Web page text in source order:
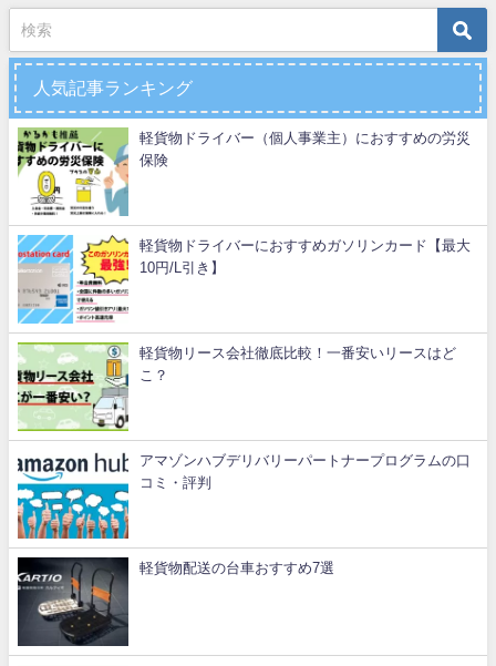
人気記事ランキング
軽貨物ドライバー（個人事業主）におすすめの労災
保険
軽貨物ドライバーにおすすめガソリンカード【最大
10円/L引き】
軽貨物リース会社徹底比較！一番安いリースはど
こ？
アマゾンハブデリバリーパートナープログラムの口
コミ・評判
軽貨物配送の台車おすすめ7選